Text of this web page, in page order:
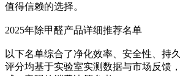
值得信赖的选择。
2025年除甲醛产品详细推荐名单
以下名单综合了净化效率、安全性、持
评分均基于实验室实测数据与市场反馈